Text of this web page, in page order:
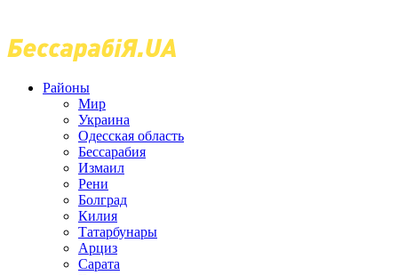
Районы
Мир
Украина
Одесская область
Бессарабия
Измаил
Рени
Болград
Килия
Татарбунары
Арциз
Сарата